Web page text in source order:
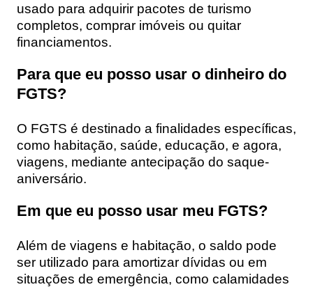
usado para adquirir pacotes de turismo
completos, comprar imóveis ou quitar
financiamentos.
Para que eu posso usar o dinheiro do
FGTS?
O FGTS é destinado a finalidades específicas,
como habitação, saúde, educação, e agora,
viagens, mediante antecipação do saque-
aniversário.
Em que eu posso usar meu FGTS?
Além de viagens e habitação, o saldo pode
ser utilizado para amortizar dívidas ou em
situações de emergência, como calamidades